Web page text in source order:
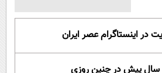
در اینستاگرام عصر ایران